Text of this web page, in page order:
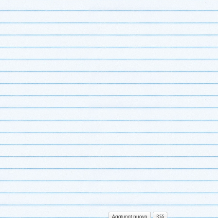
Aggiungi nuovo RSS